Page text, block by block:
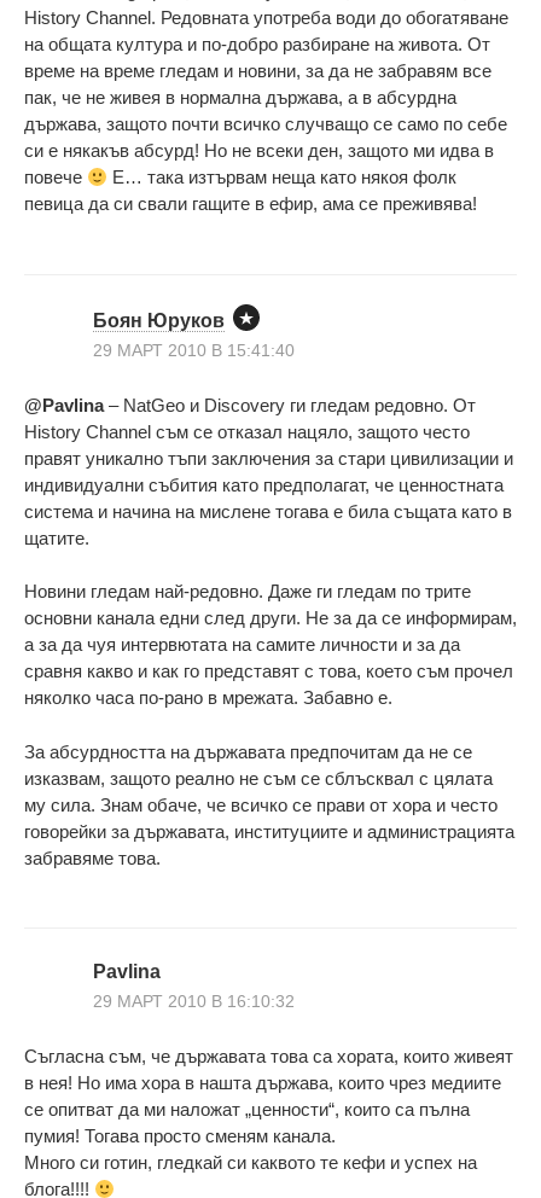
History Channel. Редовната употреба води до обогатяване
на общата култура и по-добро разбиране на живота. От
време на време гледам и новини, за да не забравям все
пак, че не живея в нормална държава, а в абсурдна
държава, защото почти всичко случващо се само по себе
си е някакъв абсурд! Но не всеки ден, защото ми идва в
повече
Е… така изтървам неща като някоя фолк
певица да си свали гащите в ефир, ама се преживява!
Боян Юруков
29 МАРТ 2010 В 15:41:40
@Pavlina– NatGeo и Discovery ги гледам редовно. От
History Channel съм се отказал нацяло, защото често
правят уникално тъпи заключения за стари цивилизации и
индивидуални събития като предполагат, че ценностната
система и начина на мислене тогава е била същата като в
щатите.
Новини гледам най-редовно. Даже ги гледам по трите
основни канала едни след други. Не за да се информирам,
а за да чуя интервютата на самите личности и за да
сравня какво и как го представят с това, което съм прочел
няколко часа по-рано в мрежата. Забавно е.
За абсурдността на държавата предпочитам да не се
изказвам, защото реално не съм се сблъсквал с цялата
му сила. Знам обаче, че всичко се прави от хора и често
говорейки за държавата, институциите и администрацията
забравяме това.
Pavlina
29 МАРТ 2010 В 16:10:32
Съгласна съм, че държавата това са хората, които живеят
в нея! Но има хора в нашта държава, които чрез медиите
се опитват да ми наложат „ценности“, които са пълна
пумия! Тогава просто сменям канала.
Много си готин, гледкай си каквото те кефи и успех на
блога!!!!